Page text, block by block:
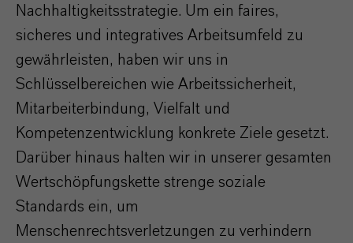
Nachhaltigkeitsstrategie. Um ein faires,
sicheres und integratives Arbeitsumfeld zu
gewährleisten, haben wir uns in
Schlüsselbereichen wie Arbeitssicherheit,
Mitarbeiterbindung, Vielfalt und
Kompetenzentwicklung konkrete Ziele gesetzt.
Darüber hinaus halten wir in unserer gesamten
Wertschöpfungskette strenge soziale
Standards ein, um
Menschenrechtsverletzungen zu verhindern